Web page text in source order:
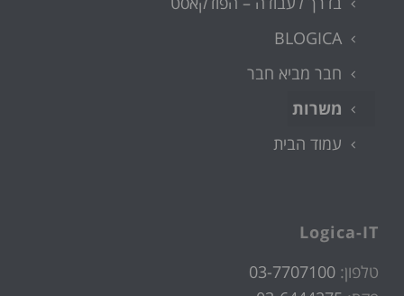
BLOGICA
חבר מביא חבר
משרות
עמוד הבית
Logica-IT
טלפון:03-7707100